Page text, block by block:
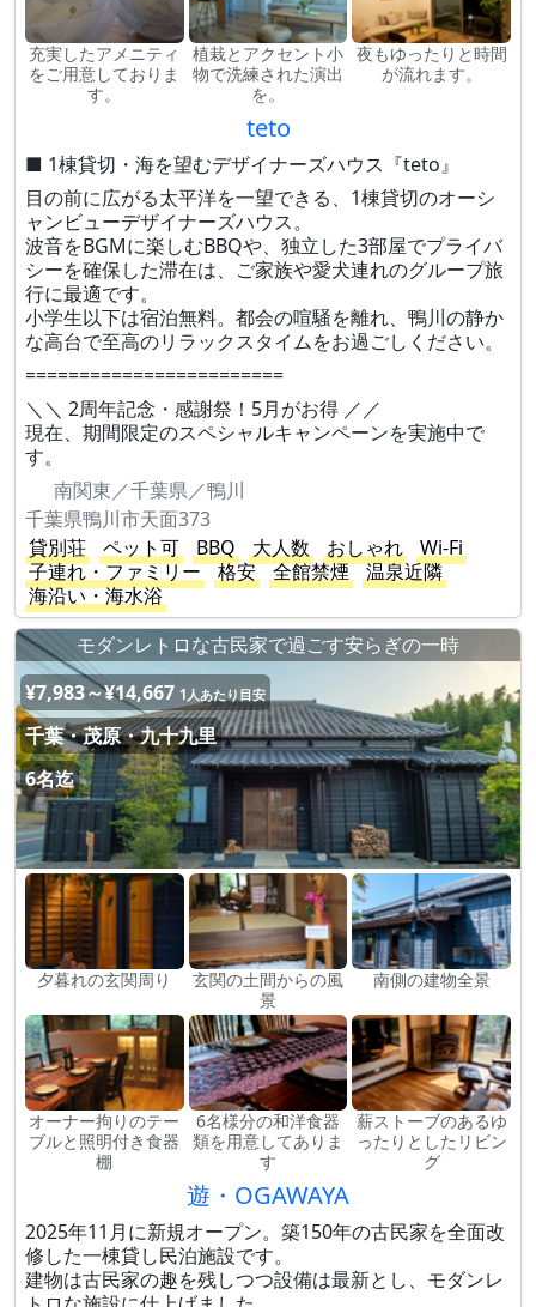
充実したアメニティ
をご用意しておりま
す。
植栽とアクセント小
物で洗練された演出
を。
夜もゆったりと時間
が流れます。
teto
■ 1棟貸切・海を望むデザイナーズハウス『teto』
目の前に広がる太平洋を一望できる、1棟貸切のオーシ
ャンビューデザイナーズハウス。
波音をBGMに楽しむBBQや、独立した3部屋でプライバ
シーを確保した滞在は、ご家族や愛犬連れのグループ旅
行に最適です。
小学生以下は宿泊無料。都会の喧騒を離れ、鴨川の静か
な高台で至高のリラックスタイムをお過ごしください。
========================
＼＼ 2周年記念・感謝祭！5月がお得 ／／
現在、期間限定のスペシャルキャンペーンを実施中で
す。
南関東／千葉県／鴨川
千葉県鴨川市天面373
貸別荘
ペット可 BBQ 大人数 おしゃれ
Wi-Fi
子連れ・ファミリー
格安 全館禁煙
温泉近隣
海沿い・海水浴
モダンレトロな古民家で過ごす安らぎの一時
¥7,983～¥14,667 1人あたり目安
千葉・茂原・九十九里
6名迄
夕暮れの玄関周り
玄関の土間からの風
景
南側の建物全景
オーナー拘りのテー
ブルと照明付き食器
棚
6名様分の和洋食器
類を用意してありま
す
薪ストーブのあるゆ
ったりとしたリビン
グ
遊・OGAWAYA
2025年11月に新規オープン。築150年の古民家を全面改
修した一棟貸し民泊施設です。
建物は古民家の趣を残しつつ設備は最新とし、モダンレ